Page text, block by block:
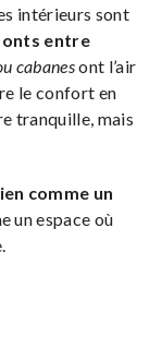
intérieurs sont
entre
cabanesont l’air
le confort en
tranquille, mais
comme un
un espace où